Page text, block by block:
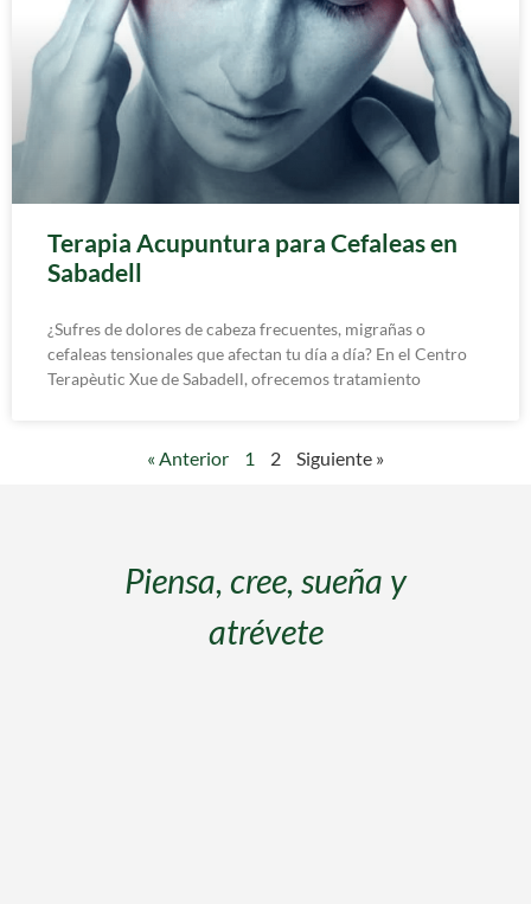
Terapia Acupuntura para Cefaleas en
Sabadell
¿Sufres de dolores de cabeza frecuentes, migrañas o
cefaleas tensionales que afectan tu día a día? En el Centro
Terapèutic Xue de Sabadell, ofrecemos tratamiento
« Anterior 1 2 Siguiente »
Piensa, cree, sueña y
atrévete